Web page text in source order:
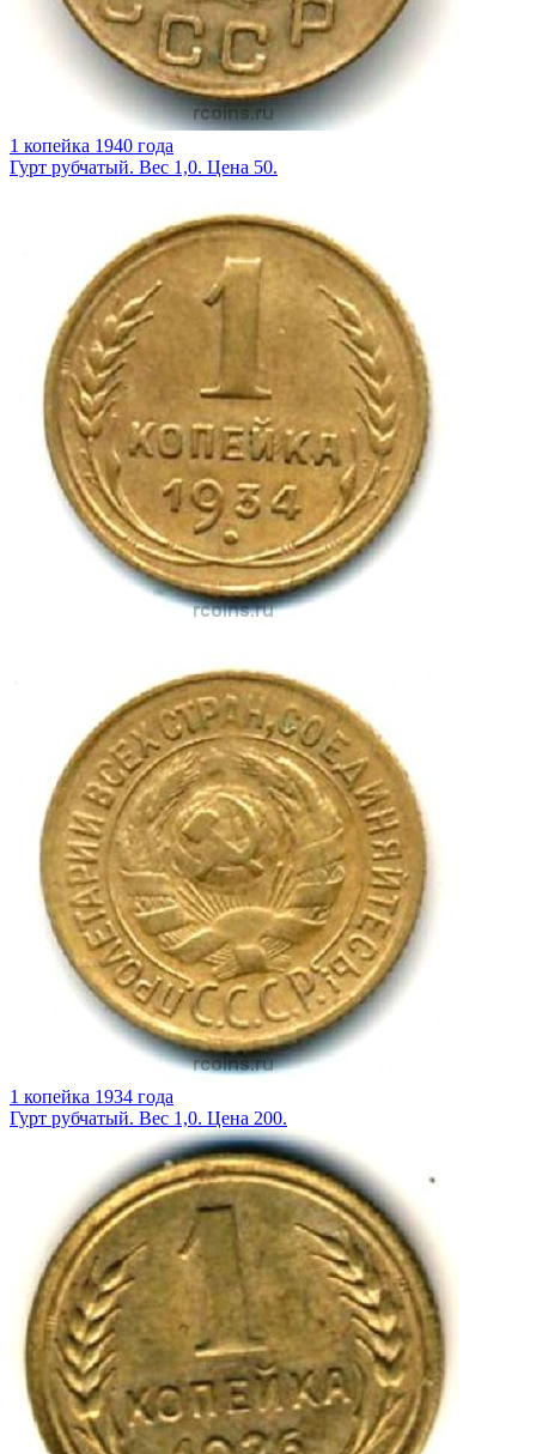
1 копейка 1940 года
Гурт рубчатый. Вес 1,0. Цена 50.
1 копейка 1934 года
Гурт рубчатый. Вес 1,0. Цена 200.